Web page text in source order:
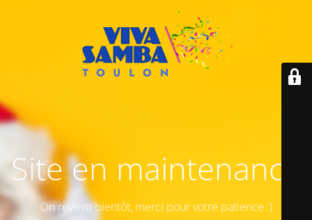
Site en maintenance
On revient bientôt, merci pour votre patience :)